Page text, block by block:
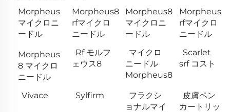
Morpheus
マイクロニ
ードル
Morpheus8
rfマイクロ
ニードル
Morpheus8
マイクロニ
ードル
Morpheus
rfマイクロ
ニードル
Morpheus
8 マイクロ
ニードル
Rf モルフ
ェウス8
マイクロ
ニードル
Morpheus8
Scarlet
srf コスト
Vivace Sylfirm
フラクシ
ョナルマイ
皮膚ペン
カートリッ